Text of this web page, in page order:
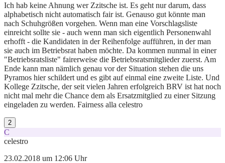
Ich hab keine Ahnung wer Zzitsche ist. Es geht nur darum, dass
alphabetisch nicht automatisch fair ist. Genauso gut könnte man
nach Schuhgrößen vorgehen. Wenn man eine Vorschlagsliste
einreicht sollte sie - auch wenn man sich eigentlich Personenwahl
erhofft - die Kandidaten in der Reihenfolge aufführen, in der man
sie auch im Betriebsrat haben möchte. Da kommen nunmal in einer
"Betriebsratsliste" fairerweise die Betriebsratsmitglieder zuerst. Am
Ende kann man nämlich genau vor der Situation stehen die uns
Pyramos hier schildert und es gibt auf einmal eine zweite Liste. Und
Kollege Zzitsche, der seit vielen Jahren erfolgreich BRV ist hat noch
nicht mal mehr die Chance dem als Ersatzmitglied zu einer Sitzung
eingeladen zu werden. Fairness alla celestro
2
C
celestro
23.02.2018 um 12:06 Uhr